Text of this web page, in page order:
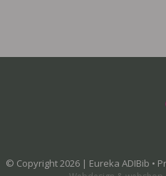
© Copyright 2026 | Eureka ADIBib •